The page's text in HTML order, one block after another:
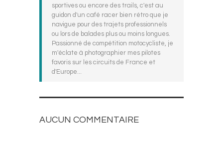
sportives ou encore des trails, c'est au
guidon d'un café racer bien rétro que je
navigue pour des trajets professionnels
ou lors de balades plus ou moins longues.
Passionné de compétition motocycliste, je
m'éclate à photographier mes pilotes
favoris sur les circuits de France et
d'Europe...
AUCUN COMMENTAIRE